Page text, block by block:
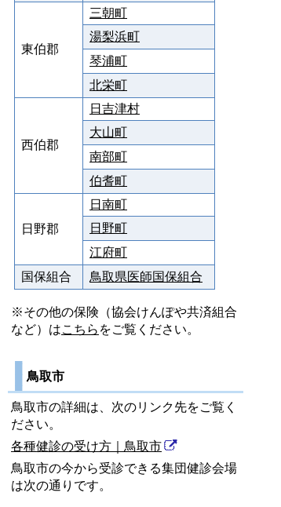
東伯郡
三朝町
湯梨浜町
琴浦町
北栄町
西伯郡
日吉津村
大山町
南部町
伯耆町
日野郡
日南町
日野町
江府町
国保組合
鳥取県医師国保組合
※その他の保険（協会けんぽや共済組合
など）はこちら をご覧ください。
鳥取市
鳥取市の詳細は、次のリンク先をご覧く
ださい。
各種健診の受け方｜鳥取市
鳥取市の今から受診できる集団健診会場
は次の通りです。